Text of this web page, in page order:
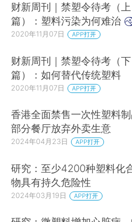
财新周刊｜禁塑令待考（上
篇）：塑料污染为何难治
2020年11月07日 APP打开
财新周刊｜禁塑令待考（下
篇）：如何替代传统塑料
2020年11月07日 APP打开
香港全面禁售一次性塑料
部分餐厅放弃外卖生意
2024年04月23日 APP打开
研究：至少4200种塑料化
物具有持久危险性
2024年03月19日 APP打开